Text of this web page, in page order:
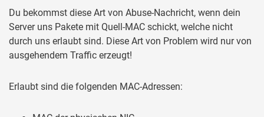
Du bekommst diese Art von Abuse-Nachricht, wenn dein
Server uns Pakete mit Quell-MAC schickt, welche nicht
durch uns erlaubt sind. Diese Art von Problem wird nur von
ausgehendem Traffic erzeugt!
Erlaubt sind die folgenden MAC-Adressen: